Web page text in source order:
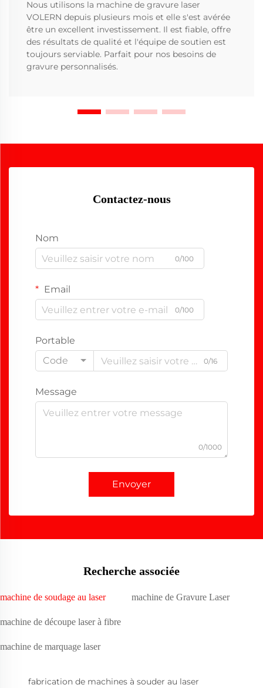
Nous utilisons la machine de gravure laser
VOLERN depuis plusieurs mois et elle s'est avérée
être un excellent investissement. Il est fiable, offre
des résultats de qualité et l'équipe de soutien est
toujours serviable. Parfait pour nos besoins de
gravure personnalisés.
Contactez-nous
Nom
0/100
Email
0/100
Portable
Code
0/16
Message
0/1000
Envoyer
Recherche associée
machine de soudage au laser machine de Gravure Laser
machine de découpe laser à fibre
machine de marquage laser
fabrication de machines à souder au laser